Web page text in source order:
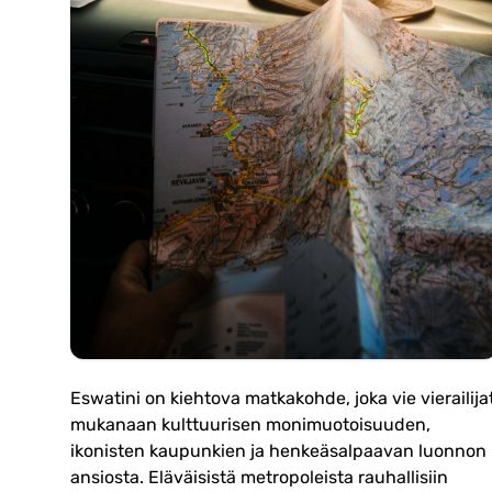
Eswatini on kiehtova matkakohde, joka vie
mukanaan kulttuurisen monimuotoisuuden,
ikonisten kaupunkien ja henkeäsalpaavan luonnon
ansiosta. Eläväisistä metropoleista rauhallisiin